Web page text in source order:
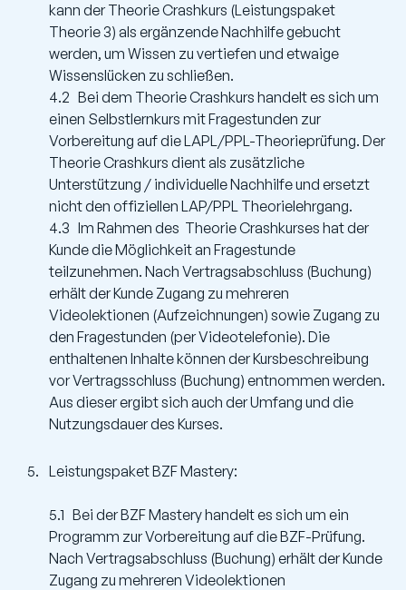
kann der Theorie Crashkurs (Leistungspaket
Theorie 3) als ergänzende Nachhilfe gebucht
werden, um Wissen zu vertiefen und etwaige
Wissenslücken zu schließen.
4.2 Bei dem Theorie Crashkurs handelt es sich um
einen Selbstlernkurs mit Fragestunden zur
Vorbereitung auf die LAPL/PPL-Theorieprüfung. Der
Theorie Crashkurs dient als zusätzliche
Unterstützung / individuelle Nachhilfe und ersetzt
nicht den offiziellen LAP/PPL Theorielehrgang.
4.3 Im Rahmen des Theorie Crashkurses hat der
Kunde die Möglichkeit an Fragestunde
teilzunehmen. Nach Vertragsabschluss (Buchung)
erhält der Kunde Zugang zu mehreren
Videolektionen (Aufzeichnungen) sowie Zugang zu
den Fragestunden (per Videotelefonie). Die
enthaltenen Inhalte können der Kursbeschreibung
vor Vertragsschluss (Buchung) entnommen werden.
Aus dieser ergibt sich auch der Umfang und die
Nutzungsdauer des Kurses.
Leistungspaket BZF Mastery:
5.1 Bei der BZF Mastery handelt es sich um ein
Programm zur Vorbereitung auf die BZF-Prüfung.
Nach Vertragsabschluss (Buchung) erhält der Kunde
Zugang zu mehreren Videolektionen